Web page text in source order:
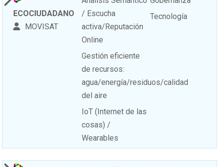
ECOCIUDADANO
MOVISAT
/ Escucha
activa/Reputación
Online
Gestión eficiente
de recursos:
agua/energía/residuos/calidad
del aire
IoT (Internet de las
cosas) /
Wearables
Tecnología